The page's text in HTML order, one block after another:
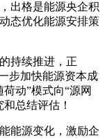
出格是能源央企积
态优化能源安排策
持续推进，正
步加快能源资本成
动”模式向“源网
总结评估！
能源变化，激励企